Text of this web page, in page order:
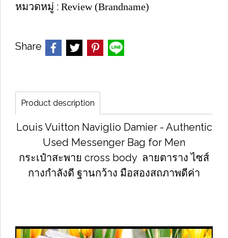
หมวดหมู่ : Review (Brandname)
Share
Product description
Louis Vuitton Naviglio Damier - Authentic
Used Messenger Bag for Men
กระเป๋าสะพาย cross body ลายตาราง ไซส์
กางกำลังดี ฐานกว้าง มือสองสถภาพดีค่า